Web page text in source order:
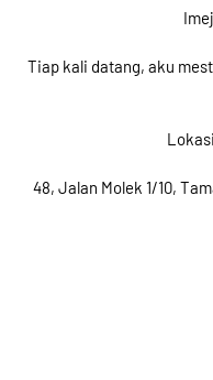
Tiap kali datang, aku
48, Jalan Molek 1/10,